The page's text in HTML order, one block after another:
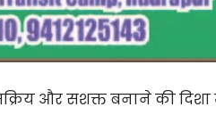
और सशक्त बनाने की